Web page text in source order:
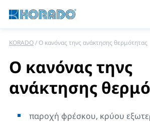
KORADO Ο κανόνας τηνς ανάκτησης θερμότητας
Ο κανόνας τηνς
ανάκτησης
παροχή φρέσκου, κρύου